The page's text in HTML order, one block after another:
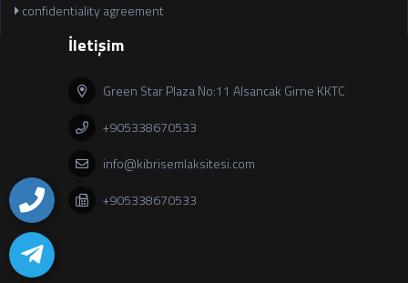
confidentiality agreement
İletişim
Green Star Plaza No:11 Alsancak Girne KKTC
+905338670533
info@kibrisemlaksitesi.com
+905338670533